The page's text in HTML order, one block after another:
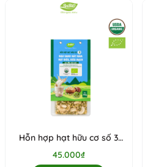
Hỗn hợp hạt hữu cơ số 3
mạch)
45.000₫